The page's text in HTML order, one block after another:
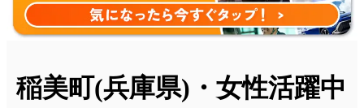
稲美町(兵庫県)・女性活躍中